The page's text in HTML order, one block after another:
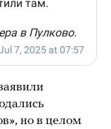
но в целом